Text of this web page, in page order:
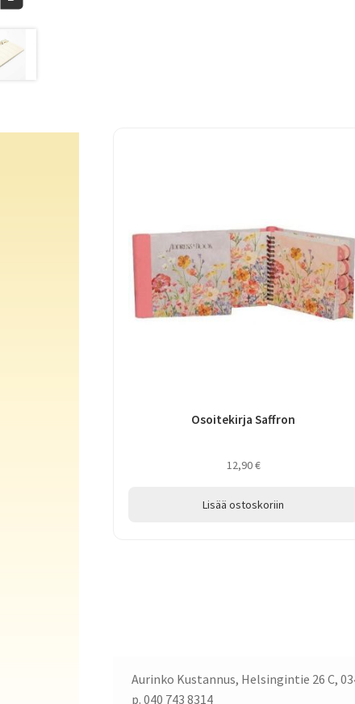
Osoitekirja Saffron
12,90€
Lisää ostoskoriin
Aurinko Kustannus, Helsingintie 26 C,
p. 040 743 8314